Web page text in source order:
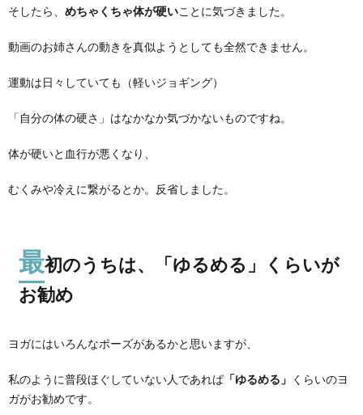
そしたら、 めちゃくちゃ体が硬いことに気づきました。
動画のお姉さんの動きを真似ようとしても全然できません。
運動は日々していても（軽いジョギング）
「自分の体の硬さ」はなかなか気づかないものですね。
体が硬いと血行が悪くなり、
むくみや冷えに繋がるとか。反省しました。
最初のうちは、「ゆるめる」くらいが
お勧め
ヨガにはいろんなポーズがあるかと思いますが、
私のように普段ほぐしていない人であれば「ゆるめる」 くらいのヨ
ガがお勧めです。